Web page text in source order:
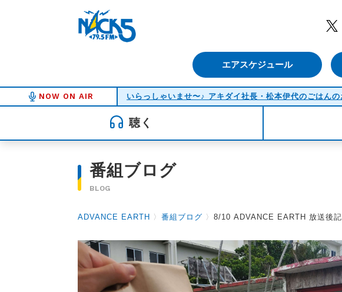
エアスケジュール
NOW ON AIR
聴く
番組ブログ
BLOG
ADVANCE EARTH 〉 番組ブログ 〉 8/10 ADVANCE EARTH 放送後記